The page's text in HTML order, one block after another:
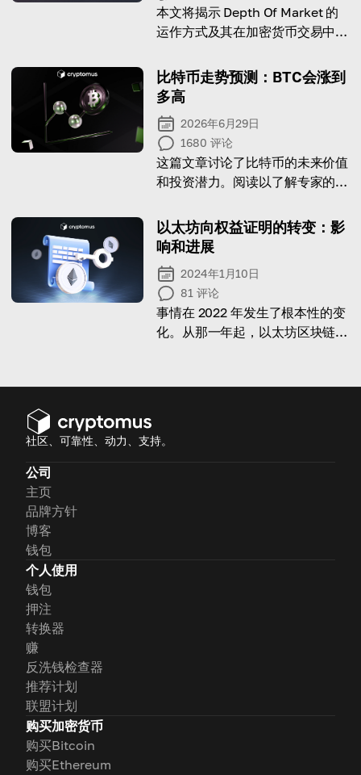
本文将揭示 Depth Of Market 的
运作方式及其在加密货币交易中的
比特币走势预测：BTC会涨到
多高
2026年6月29日
1680 评论
这篇文章讨论了比特币的未来价值
和投资潜力。阅读以了解专家的预
以太坊向权益证明的转变：影
响和进展
2024年1月10日
81 评论
事情在 2022 年发生了根本性的变
化。从那一年起，以太坊区块链开
一机制
社区、可靠性、动力、支持。
公司
主页
品牌方针
博客
钱包
个人使用
钱包
押注
转换器
赚
反洗钱检查器
推荐计划
联盟计划
购买加密货币
购买Bitcoin
购买Ethereum